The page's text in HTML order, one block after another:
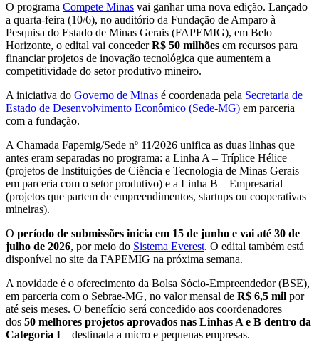
O programa Compete Minas vai ganhar uma nova edição. Lançado
a quarta-feira (10/6), no auditório da Fundação de Amparo à
Pesquisa do Estado de Minas Gerais (FAPEMIG), em Belo
Horizonte, o edital vai concederR$ 50 milhões em recursos para
financiar projetos de inovação tecnológica que aumentem a
competitividade do setor produtivo mineiro.
A iniciativa do Governo de Minas é coordenada pela Secretaria de
Estado de Desenvolvimento Econômico (Sede-MG) em parceria
com a fundação.
A Chamada Fapemig/Sede nº 11/2026 unifica as duas linhas que
antes eram separadas no programa: a Linha A – Tríplice Hélice
(projetos de Instituições de Ciência e Tecnologia de Minas Gerais
em parceria com o setor produtivo) e a Linha B – Empresarial
(projetos que partem de empreendimentos, startups ou cooperativas
mineiras).
O período de submissões inicia em 15 de junho e vai até 30 de
julho de 2026, por meio do Sistema Everest. O edital também está
disponível no site da FAPEMIG na próxima semana.
A novidade é o oferecimento da Bolsa Sócio-Empreendedor (BSE),
em parceria com o Sebrae-MG, no valor mensal de R$ 6,5 mil por
até seis meses. O benefício será concedido aos coordenadores
dos 50 melhores projetos aprovados nas Linhas A e B dentro da
Categoria I – destinada a micro e pequenas empresas.